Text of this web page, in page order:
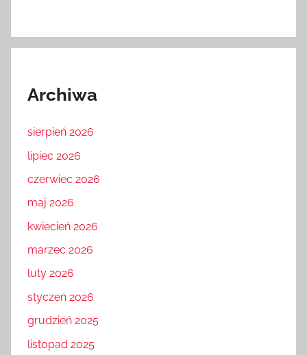
Archiwa
sierpień 2026
lipiec 2026
czerwiec 2026
maj 2026
kwiecień 2026
marzec 2026
luty 2026
styczeń 2026
grudzień 2025
listopad 2025